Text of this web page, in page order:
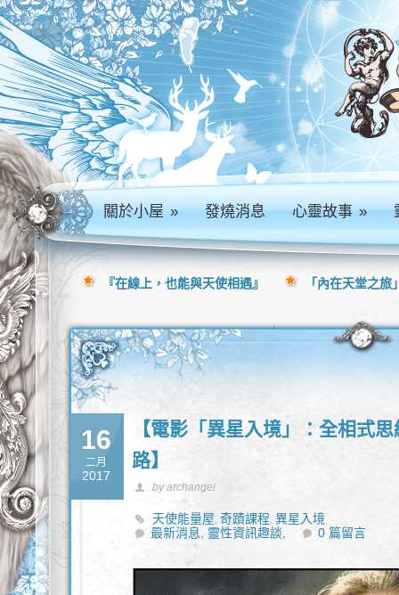
關於小屋» 發燒消息 心靈故事»
16
二月
2017
【電影「異星入境」：全相式
路】
by archangel
天使能量屋,奇蹟課程,異星入境
最新消息, 靈性資訊趣談, 0 篇留言
『在線上，也能與天使相遇』 「內在天堂之